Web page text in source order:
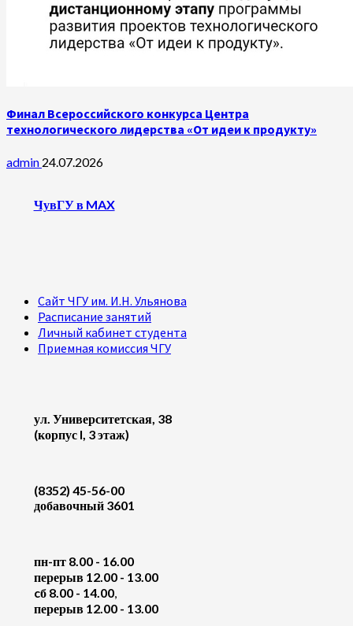
Финал Всероссийского конкурса Центра
технологического лидерства «От идеи к продукту»
admin 24.07.2026
ЧувГУ в MAX
Сайт ЧГУ им. И.Н. Ульянова
Расписание занятий
Личный кабинет студента
Приемная комиссия ЧГУ
ул. Университетская, 38
(корпус I, 3 этаж)
(8352) 45-56-00
добавочный 3601
пн-пт 8.00 - 16.00
перерыв 12.00 - 13.00
cб 8.00 - 14.00,
перерыв 12.00 - 13.00